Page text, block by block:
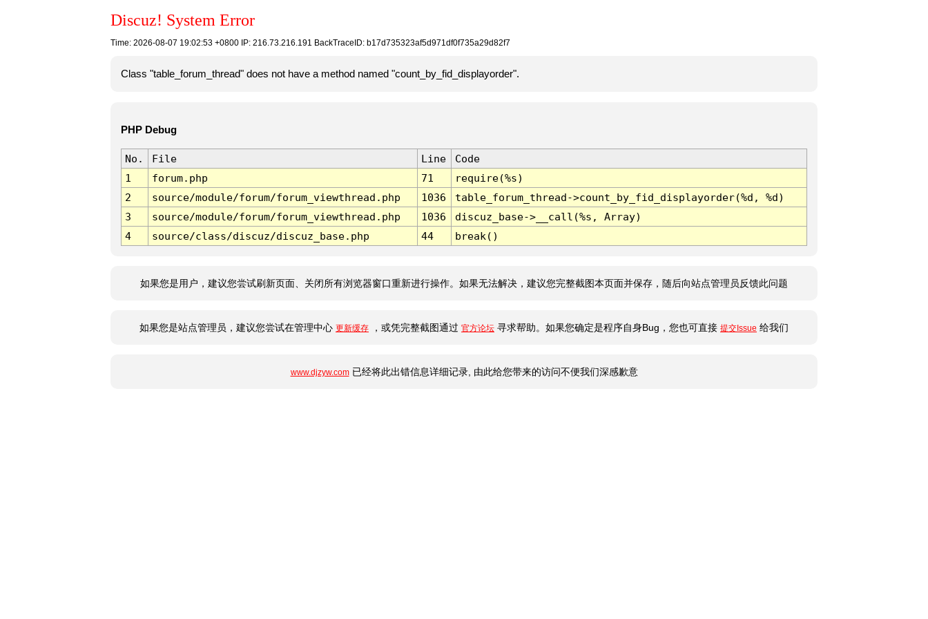
Discuz! System Error
Time: 2026-08-07 19:02:53 +0800 IP: 216.73.216.191 BackTraceID: b17d735323af5d971df0f735a29d82f7
Class "table_forum_thread" does not have a method named "count_by_fid_displayorder".
PHP Debug
No. File Line
Code
1
forum.php 71
require(%s)
2
source/module/forum/forum_viewthread.php 1036
table_forum_thread->count_by_fid_displayorder(%d, %d)
3
source/module/forum/forum_viewthread.php 1036
discuz_base->__call(%s, Array)
4
source/class/discuz/discuz_base.php 44 break()
如果您是用户，建议您尝试刷新页面、关闭所有浏览器窗口重新进行操作。如果无法解决，建议您完整截图本页面并保存，随后向站点管理员反馈此问题
如果您是站点管理员，建议您尝试在管理中心 更新缓存 ，或凭完整截图通过 官方论坛 寻求帮助。如果您确定是程序自身Bug，您也可直接 提交Issue 给我们
www.djzyw.com已经将此出错信息详细记录, 由此给您带来的访问不便我们深感歉意